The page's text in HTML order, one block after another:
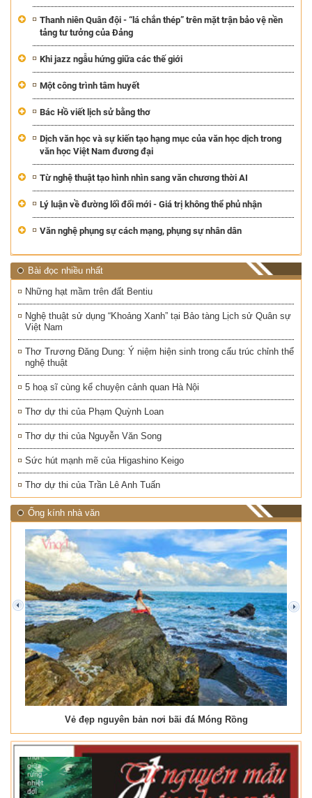
Thanh niên Quân đội - “lá chắn thép” trên mặt trận bảo vệ nền
tảng tư tưởng của Đảng
Khi jazz ngẫu hứng giữa các thế giới
Một công trình tâm huyết
Bác Hồ viết lịch sử bằng thơ
Dịch văn học và sự kiến tạo hạng mục của văn học dịch trong
văn học Việt Nam đương đại
Từ nghệ thuật tạo hình nhìn sang văn chương thời AI
Lý luận về đường lối đổi mới - Giá trị không thể phủ nhận
Văn nghệ phụng sự cách mạng, phụng sự nhân dân
Bài đọc nhiều nhất
Những hạt mầm trên đất Bentiu
Nghệ thuật sử dụng “Khoảng Xanh” tại Bảo tàng Lịch sử Quân sự
Việt Nam
Thơ Trương Đăng Dung: Ý niệm hiện sinh trong cấu trúc chỉnh thể
nghệ thuật
5 hoạ sĩ cùng kể chuyện cảnh quan Hà Nội
Thơ dự thi của Phạm Quỳnh Loan
Thơ dự thi của Nguyễn Văn Song
Sức hút mạnh mẽ của Higashino Keigo
Thơ dự thi của Trần Lê Anh Tuấn
Ống kính nhà văn
Vẻ đẹp nguyên bản nơi bãi đá Móng Rồng
prev next